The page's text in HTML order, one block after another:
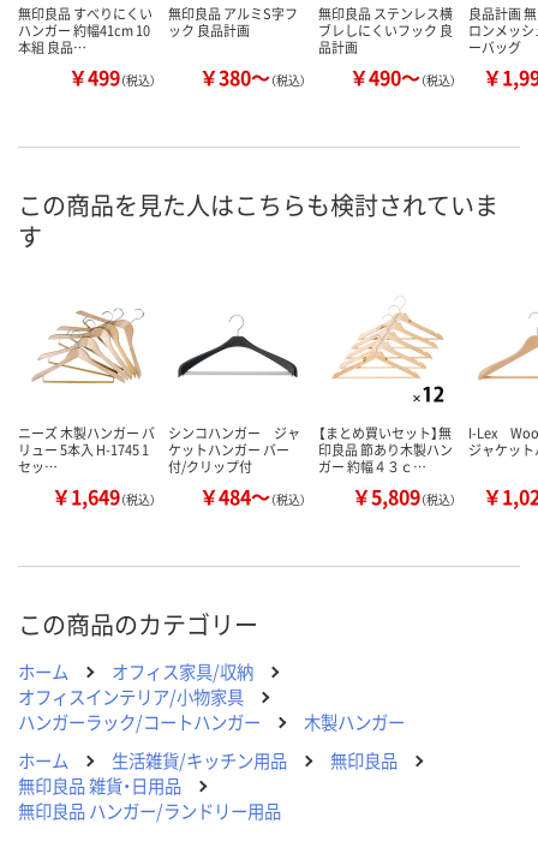
無印良品 すべりにくい
ハンガー 約幅41cm 10
本組 良品…
￥499（税込）
無印良品 アルミS字フ
ック 良品計画
￥380～（税込）
無印良品 ステンレス横
ブレしにくいフック 良
品計画
￥490～（税込）
良品計画
ロンメッ
ーバッグ
￥
この商品を見た人はこちらも検討されていま
す
ニーズ 木製ハンガー バ
リュー 5本入 H-1745 1
セッ…
￥1,649（税込）
シンコハンガー ジャ
ケットハンガー バー
付/クリップ付
￥484～（税込）
【まとめ買いセット】無
印良品 節あり木製ハン
ガー 約幅４３ｃ…
￥5,809（税込）
I-Lex
ジャケッ
￥
この商品のカテゴリー
ホーム
オフィス家具/収納
オフィスインテリア/小物家具
ハンガーラック/コートハンガー
木製ハンガー
ホーム
生活雑貨/キッチン用品
無印良品
無印良品 雑貨・日用品
無印良品 ハンガー/ランドリー用品